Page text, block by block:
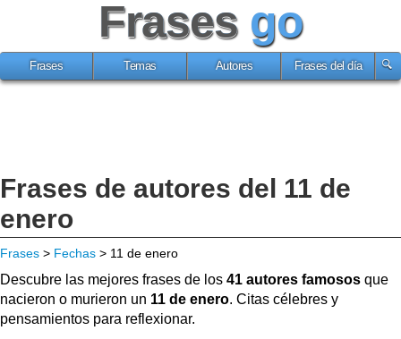
Frases go
Frases Temas Autores Frases del día
Frases de autores del 11 de
enero
Frases > Fechas > 11 de enero
Descubre las mejores frases de los 41 autores famosos que
nacieron o murieron un 11 de enero. Citas célebres y
pensamientos para reflexionar.